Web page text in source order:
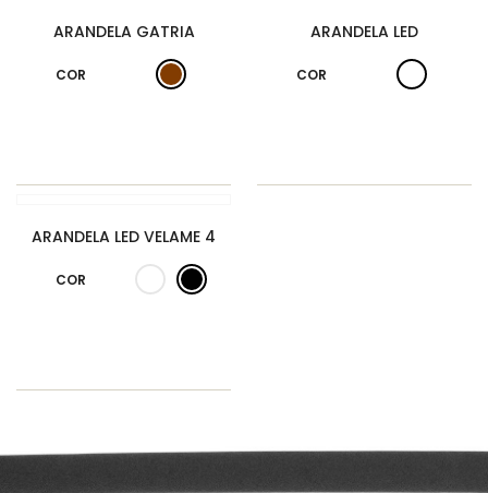
ARANDELA GATRIA
COR
ARANDELA LED
COR
ARANDELA LED VELAME 4
COR